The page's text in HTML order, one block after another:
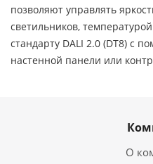
позволяют управлять
светильников,
стандарту DALI 2.0 (DT8) с
настенной панели или
О